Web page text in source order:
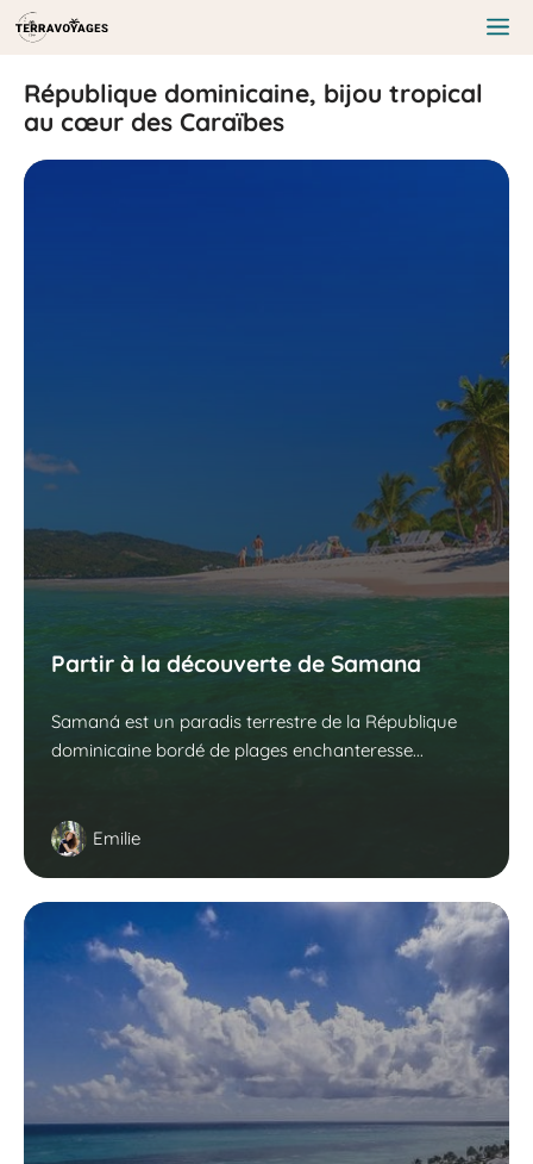
Aller
au
contenu
République dominicaine, bijou tropical
au cœur des Caraïbes
Partir à la découverte de Samana
Samaná est un paradis terrestre de la République
dominicaine bordé de plages enchanteresse...
Emilie